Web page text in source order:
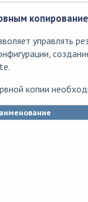
управлять
копии